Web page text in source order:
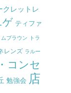
クレットレ
ゲ ティファ
ムブラウン トラ
レンズ ラルー
コンセ
勉強会 店